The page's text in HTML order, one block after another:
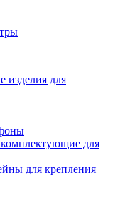
изделия для
для
для крепления